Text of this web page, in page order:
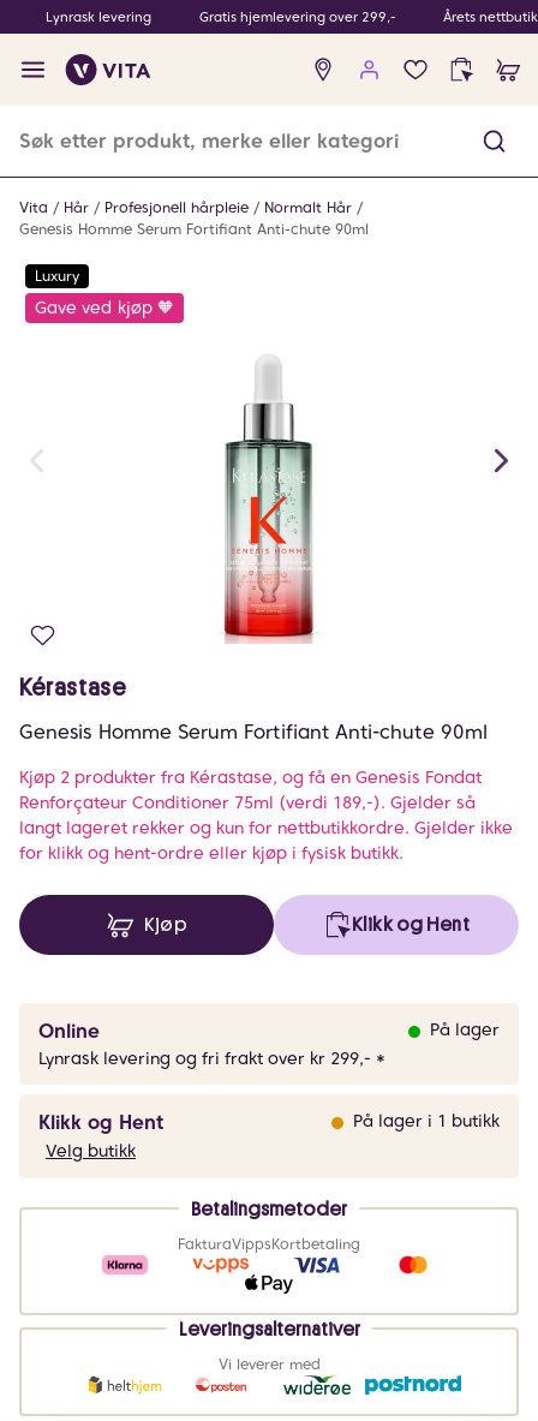
Lynrask levering Gratis hjemlevering over 299,- Årets
Ingen
produkter
Vita Hår Profesjonell hårpleie
Normalt Hår
Genesis Homme Serum Fortifiant Anti-chute 90ml
Luxury
Gave ved kjøp 🧡
Kérastase
Genesis Homme Serum Fortifiant Anti-chute 90ml
Kjøp 2 produkter fra Kérastase, og få en Genesis Fondat
Renforçateur Conditioner 75ml (verdi 189,-). Gjelder så
langt lageret rekker og kun for nettbutikkordre. Gjelder ikke
for klikk og hent-ordre eller kjøp i fysisk butikk.
Kjøp Klikk og Hent
Online
På lager
Lynrask levering og fri frakt over kr 299,- *
Klikk og Hent
På lager i 1 butikk
Velg butikk
Betalingsmetoder
FakturaVippsKortbetaling
Leveringsalternativer
Vi leverer med